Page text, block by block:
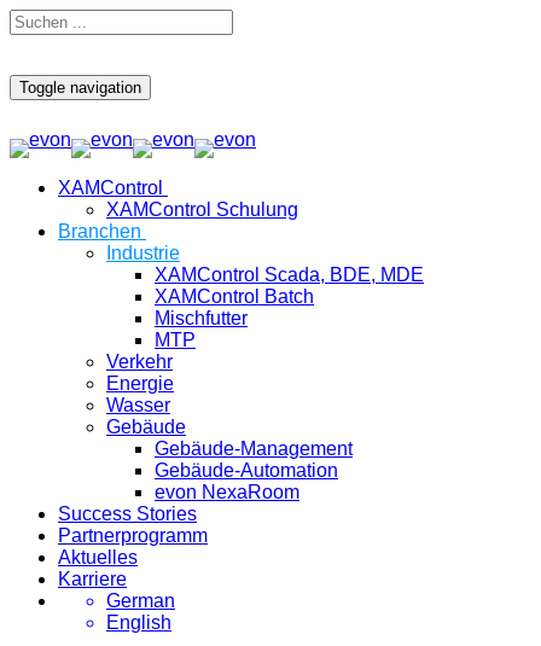
Toggle navigation
XAMControl
XAMControl Schulung
Branchen
Industrie
XAMControl Scada, BDE, MDE
XAMControl Batch
Mischfutter
MTP
Verkehr
Energie
Wasser
Gebäude
Gebäude-Management
Gebäude-Automation
evon NexaRoom
Success Stories
Partnerprogramm
Aktuelles
Karriere
German
English